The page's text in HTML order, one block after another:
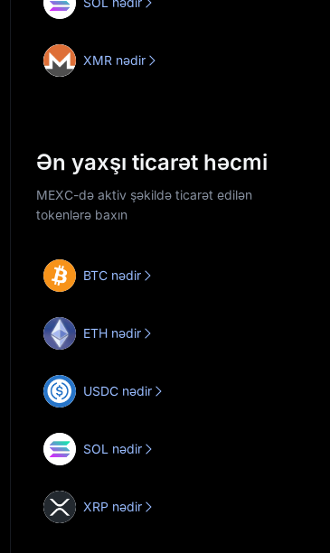
XMR nədir
Ən yaxşı ticarət həcmi
MEXC-də aktiv şəkildə ticarət edilən
tokenlərə baxın
BTC nədir
ETH nədir
USDC nədir
SOL nədir
XRP nədir